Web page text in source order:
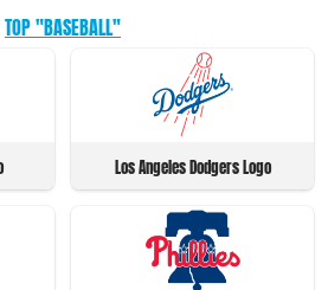
TOP "BASEBALL"
Los Angeles Dodgers Logo